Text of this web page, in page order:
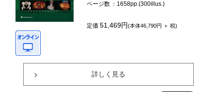
ページ数 ：1658pp.(300illus.)
定価51,469円(本体46,790円 ＋ 税)
詳しく見る